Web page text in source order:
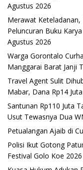
Agustus 2026
Merawat Keteladanan,
Peluncuran Buku
Agustus 2026
Warga Gorontalo
Manggarai Barat Janji
Travel Agent Sulit
Mabar, Dana Rp14
Santunan Rp110 Juta
Usut Tewasnya Dua
Petualangan Ajaib di
Polisi Ikut Gotong
Festival Golo Koe 2026